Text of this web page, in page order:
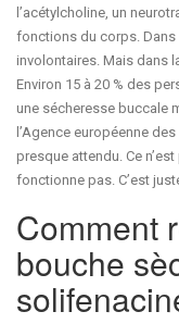
l’acétylcholine, un
fonctions du corps. Dans
involontaires. Mais dans
Environ 15 à 20 % des
une sécheresse buccale
l’Agence européenne
presque attendu. Ce
fonctionne pas. C’est
Comment
bouche